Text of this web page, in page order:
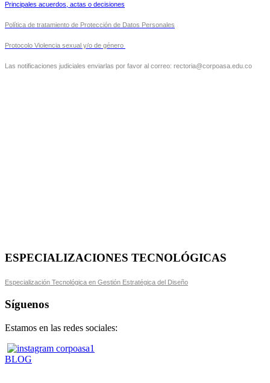
Principales acuerdos, actas o decisiones
Política de tratamiento de Protección de Datos Personales
Protocolo Violencia sexual y/o de género
Las notificaciones judiciales enviarlas por favor al correo: rectoria@corpoasa.edu.co
ESPECIALIZACIONES TECNOLÓGICAS
Especialización Tecnológica en Gestión Estratégica del Diseño
Síguenos
Estamos en las redes sociales:
BLOG